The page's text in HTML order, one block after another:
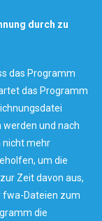
durch zu
das Programm
das Programm
und nach
nicht mehr
um die
Zeit davon aus,
fwa-Dateien zum
die